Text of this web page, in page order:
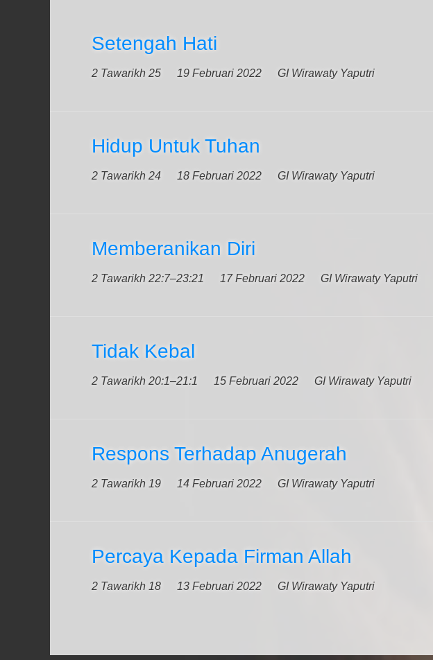
Setengah Hati
2 Tawarikh 25 19 Februari 2022 GI Wirawaty Yaputri
Hidup Untuk Tuhan
2 Tawarikh 24 18 Februari 2022 GI Wirawaty Yaputri
Memberanikan Diri
2 Tawarikh 22:7–23:21 17 Februari 2022 GI Wirawaty Yaputri
Tidak Kebal
2 Tawarikh 20:1–21:1 15 Februari 2022 GI Wirawaty Yaputri
Respons Terhadap Anugerah
2 Tawarikh 19 14 Februari 2022 GI Wirawaty Yaputri
Percaya Kepada Firman Allah
2 Tawarikh 18 13 Februari 2022 GI Wirawaty Yaputri